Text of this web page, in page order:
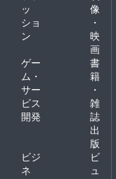
ッ
ショ
ン
像
・
映
画
ゲー
ム・
サー
ビス
開発
書
籍
・
雑
誌
出
版
ビジ
ネ
ビ
ュ